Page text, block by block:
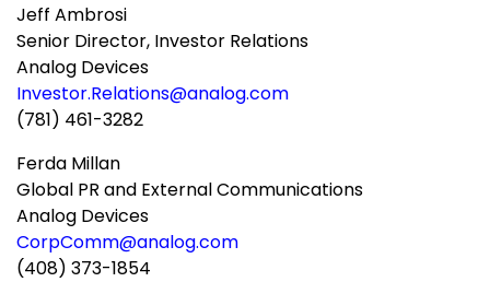
Jeff Ambrosi
Senior Director, Investor Relations
Analog Devices
Investor.Relations@analog.com
(781) 461-3282
Ferda Millan
Global PR and External Communications
Analog Devices
CorpComm@analog.com
(408) 373-1854